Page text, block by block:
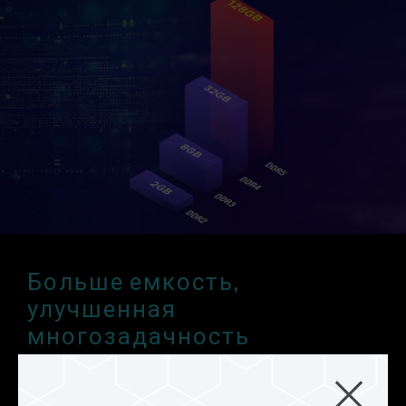
заявленной частоты разгона.
Модули памяти TEAMGROUP тестируются в
условиях нормального напряжения. При
возникновении проблем, связанных с
неисправностями процессора или
соответствующую службу послепродажного
обслуживания производителя процессора
или материнской платы.
Больше емкость,
улучшенная
многозадачность